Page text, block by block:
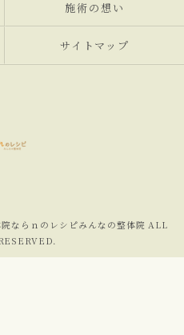
施術の想い
サイトマップ
ならｎのレシピみんなの整体院 ALL